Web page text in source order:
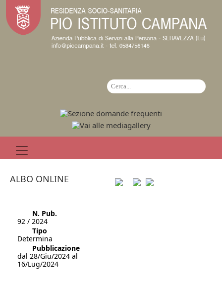
ALBO ONLINE
N. Pub.
92 / 2024
Tipo
Determina
Pubblicazione
dal 28/Giu/2024 al
16/Lug/2024